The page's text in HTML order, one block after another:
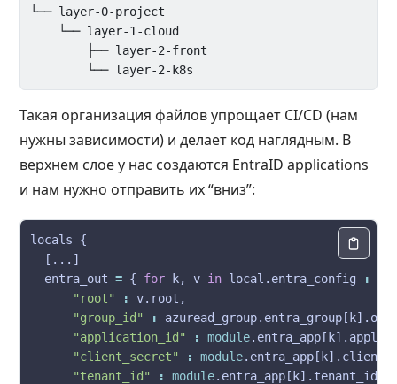
└── layer-0-project
    └── layer-1-cloud
        ├── layer-2-front
Такая организация файлов упрощает CI/CD (нам
нужны зависимости) и делает код наглядным. В
верхнем слое у нас создаются EntraID applications
и нам нужно отправить их “вниз”:
  entra_out
= { for k, v in local.entra_config
:
"root"
:
"group_id"
:
"application_id"
:
module
"client_secret"
:
module
"tenant_id"
: module